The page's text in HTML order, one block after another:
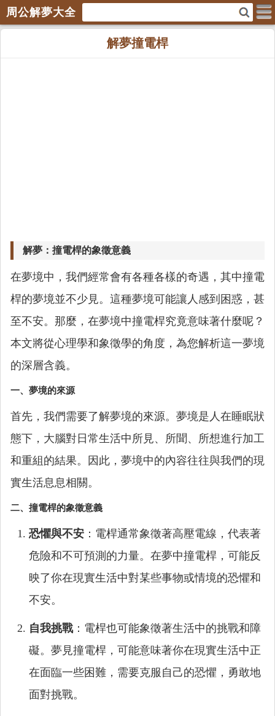
周公解夢大全
解夢撞電桿
解夢：撞電桿的象徵意義
在夢境中，我們經常會有各種各樣的奇遇，其中撞電
桿的夢境並不少見。這種夢境可能讓人感到困惑，甚
至不安。那麼，在夢境中撞電桿究竟意味著什麼呢？
本文將從心理學和象徵學的角度，為您解析這一夢境
的深層含義。
一、夢境的來源
首先，我們需要了解夢境的來源。夢境是人在睡眠狀
態下，大腦對日常生活中所見、所聞、所想進行加工
和重組的結果。因此，夢境中的內容往往與我們的現
實生活息息相關。
二、撞電桿的象徵意義
恐懼與不安 ：電桿通常象徵著高壓電線，代表著
危險和不可預測的力量。在夢中撞電桿，可能反
映了你在現實生活中對某些事物或情境的恐懼和
不安。
自我挑戰：電桿也可能象徵著生活中的挑戰和障
礙。夢見撞電桿，可能意味著你在現實生活中正
在面臨一些困難，需要克服自己的恐懼，勇敢地
面對挑戰。